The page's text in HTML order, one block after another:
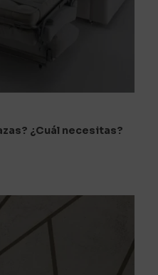
¿Cuál necesitas?